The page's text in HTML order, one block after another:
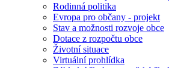
Rodinná politika
Evropa pro občany - projekt
Stav a možnosti rozvoje obce
Dotace z rozpočtu obce
Životní situace
Virtuální prohlídka